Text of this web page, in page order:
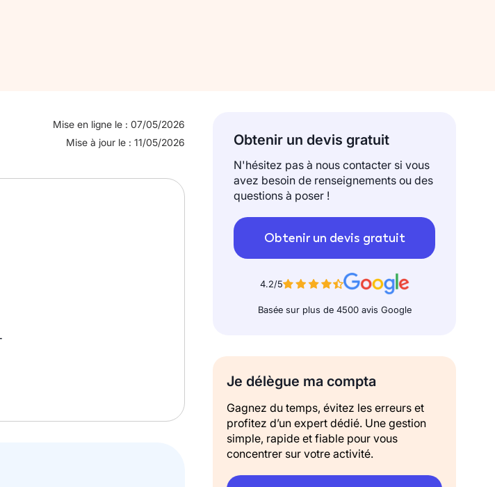
Mise en ligne le : 07/05/2026
Mise à jour le : 11/05/2026
Obtenir un devis gratuit
N'hésitez pas à nous contacter si vous
avez besoin de renseignements ou des
questions à poser !
Obtenir un devis gratuit
4.2/5
Basée sur plus de 4500 avis Google
Je délègue ma compta
Gagnez du temps, évitez les erreurs et
profitez d’un expert dédié. Une gestion
simple, rapide et fiable pour vous
concentrer sur votre activité.